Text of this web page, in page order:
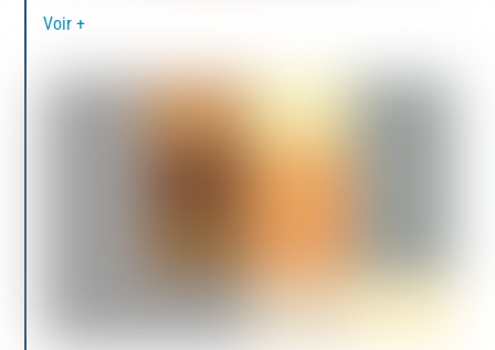
Voir +